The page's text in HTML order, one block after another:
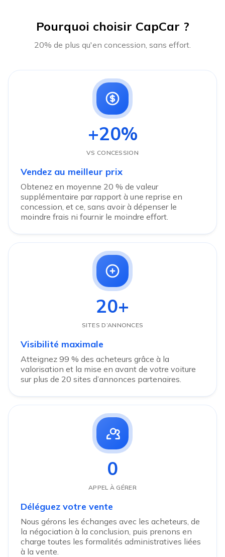
Pourquoi choisir CapCar ?
20% de plus qu'en concession, sans effort.
+20%
VS CONCESSION
Vendez au meilleur prix
Obtenez en moyenne 20 % de valeur
supplémentaire par rapport à une reprise en
concession, et ce, sans avoir à dépenser le
moindre frais ni fournir le moindre effort.
20+
SITES D’ANNONCES
Visibilité maximale
Atteignez 99 % des acheteurs grâce à la
valorisation et la mise en avant de votre voiture
sur plus de 20 sites d’annonces partenaires.
0
APPEL À GÉRER
Déléguez votre vente
Nous gérons les échanges avec les acheteurs, de
la négociation à la conclusion, puis prenons en
charge toutes les formalités administratives liées
à la vente.